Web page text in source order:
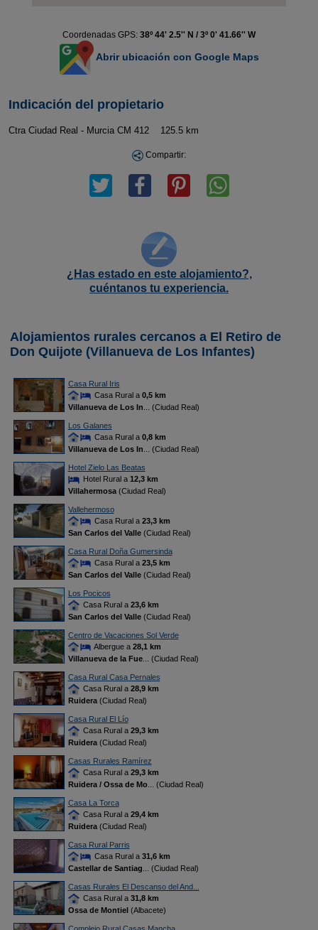
Coordenadas GPS: 38º 44' 2.5'' N / 3º 0' 41.66'' W
Abrir ubicación con Google Maps
Indicación del propietario
Ctra Ciudad Real - Murcia CM 412 125.5 km
Compartir:
¿Has estado en este alojamiento?,
cuéntanos tu experiencia.
Alojamientos rurales cercanos a El Retiro de
Don Quijote (Villanueva de Los Infantes)
Casa Rural Iris
Casa Rural a 0,5 km
Villanueva de Los In ... (Ciudad Real)
Los Galanes
Casa Rural a 0,8 km
Villanueva de Los In ... (Ciudad Real)
Hotel Zielo Las Beatas
Hotel Rural a 12,3 km
Villahermosa(Ciudad Real)
Vallehermoso
Casa Rural a 23,3 km
San Carlos del Valle(Ciudad Real)
Casa Rural Doña Gumersinda
Casa Rural a 23,5 km
San Carlos del Valle(Ciudad Real)
Los Pocicos
Casa Rural a 23,6 km
San Carlos del Valle(Ciudad Real)
Centro de Vacaciones Sol Verde
Albergue a 28,1 km
Villanueva de la Fue... (Ciudad Real)
Casa Rural Casa Pernales
Casa Rural a 28,9 km
Ruidera(Ciudad Real)
Casa Rural El Lío
Casa Rural a 29,3 km
Ruidera(Ciudad Real)
Casas Rurales Ramírez
Casa Rural a 29,3 km
Ruidera / Ossa de Mo... (Ciudad Real)
Casa La Torca
Casa Rural a 29,4 km
Ruidera(Ciudad Real)
Casa Rural Parris
Casa Rural a 31,6 km
Castellar de Santiag ... (Ciudad Real)
Casas Rurales El Descanso del And...
Casa Rural a 31,8 km
Ossa de Montiel(Albacete)